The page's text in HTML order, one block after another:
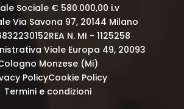
Sociale € 580.000,00 i.v
Via Savona 97, 20144 Milano
REA N. MI - 1125258
Viale Europa 49, 20093
Monzese (Mi)
PolicyCookie Policy
Termini e condizioni